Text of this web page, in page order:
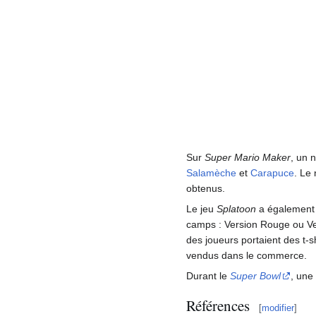
Sur Super Mario Maker , un
Salamèche et Carapuce .
obtenus.
Le jeu Splatoon a
camps : Version Rouge ou
des joueurs portaient des t-
vendus dans le commerce.
Durant le Super Bowl ,
Références [modifier]